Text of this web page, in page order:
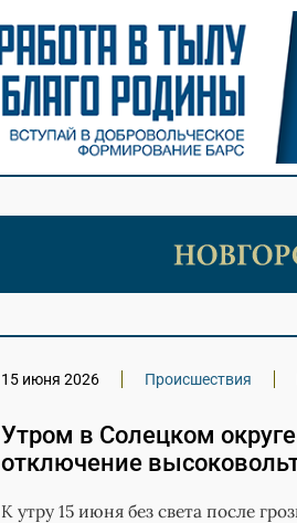
15 июня 2026 Происшествия
Утром в Солецком
отключение
К утру 15 июня без света после